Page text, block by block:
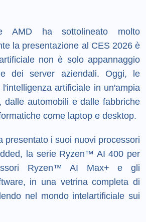
AMD ha sottolineato molto
la presentazione al CES 2026 è
non è solo appannaggio
dei server aziendali. Oggi, le
artificiale in un'ampia
dalle automobili e dalle fabbriche
come laptop e desktop.
presentato i suoi nuovi processori
la serie Ryzen™ AI 400 per
Ryzen™ AI Max+ e gli
in una vetrina completa di
nel mondo intelartificiale sui